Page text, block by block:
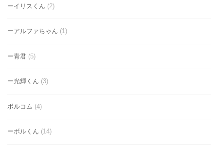
ーイリスくん (2)
ーアルファちゃん (1)
ー青君 (5)
ー光輝くん (3)
ボルコム (4)
ーボルくん (14)